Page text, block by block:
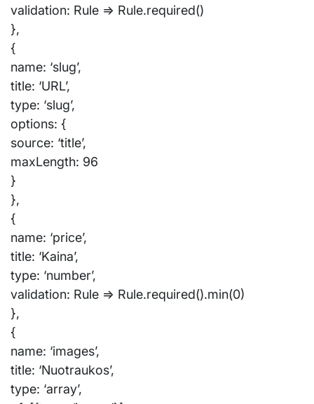
validation: Rule => Rule.required()
},
{
name: ‘slug’,
title: ‘URL’,
type: ‘slug’,
options: {
source: ‘title’,
maxLength: 96
}
},
{
name: ‘price’,
title: ‘Kaina’,
type: ‘number’,
validation: Rule => Rule.required().min(0)
},
{
name: ‘images’,
title: ‘Nuotraukos’,
type: ‘array’,